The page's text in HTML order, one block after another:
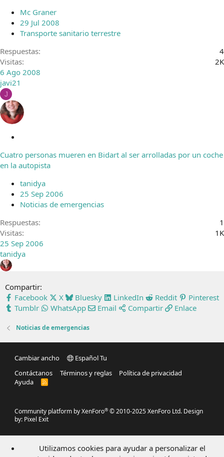
Mc Graner
29 Jul 2008
Transporte sanitario terrestre
Respuestas
4
Visitas
2K
6 Ago 2008
javi21
J
r
r
d
o
Cuatro personas mueren en Bidart al ser arrolladas por un coche
en la autopista
tanidya
25 Sep 2006
Noticias de emergencias
Respuestas
1
Visitas
1K
25 Sep 2006
tanidya
Compartir:
Facebook
X Bluesky LinkedIn Reddit
Pinterest
Tumblr
WhatsApp Email Compartir Enlace
Noticias de emergencias
Cambiar ancho
Español Tu
Contáctanos
Términos y reglas
Política de privacidad
Ayuda
R
Community platform by XenForo® © 2010-2025 XenForo Ltd. Design
by: Pixel Exit
Utilizamos cookies para ayudar a personalizar el